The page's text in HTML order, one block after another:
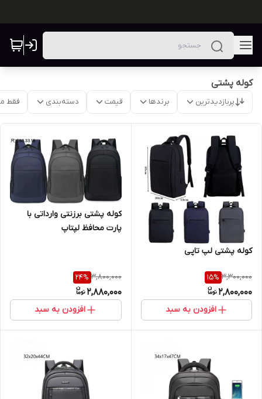
کوله پشتی
پربازدیدترین برندها قیمت دسته‌بندی فقط
کوله پشتی لپ تاپی
3,300,000
15%
2,800,000
افزودن به سبد
کوله پشتی برزنتی وارداتی با
پارت محافظ لپتاپ
3,800,000
24%
2,880,000
افزودن به سبد